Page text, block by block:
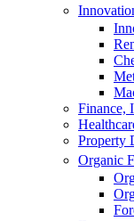
Finance,
Property
Organic